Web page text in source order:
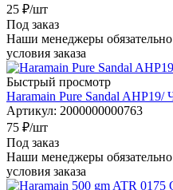
25 ₽/шт
Под заказ
Наши менеджеры
условия заказа
Быстрый просмотр
Haramain Pure Sandal
Артикул: 2000000000763
75 ₽/шт
Под заказ
Наши менеджеры
условия заказа